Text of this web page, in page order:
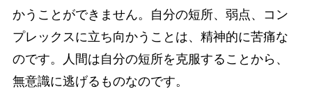
かうことができません。自分の短所、弱点、コン
プレックスに立ち向かうことは、精神的に苦痛な
のです。人間は自分の短所を克服することから、
無意識に逃げるものなのです。